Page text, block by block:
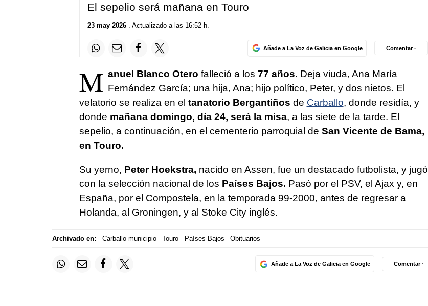
El sepelio será mañana en Touro
23 may 2026. Actualizado a las 16:52 h.
Añade a La Voz de Galicia en Google Comentar ·
M anuel Blanco Otero falleció a los 77 años. Deja viuda, Ana María
Fernández García; una hija, Ana; hijo político, Peter, y dos nietos. El
velatorio se realiza en el tanatorio Bergantiños de Carballo, donde residía, y
donde mañana domingo, día 24, será la misa, a las siete de la tarde. El
sepelio, a continuación, en el cementerio parroquial de San Vicente de Bama,
en Touro.
Su yerno, Peter Hoekstra, nacido en Assen, fue un destacado futbolista, y jugó
con la selección nacional de los Países Bajos. Pasó por el PSV, el Ajax y, en
España, por el Compostela, en la temporada 99-2000, antes de regresar a
Holanda, al Groningen, y al Stoke City inglés.
Archivado en: Carballo municipio Touro Países Bajos Obituarios
Añade a La Voz de Galicia en Google Comentar ·